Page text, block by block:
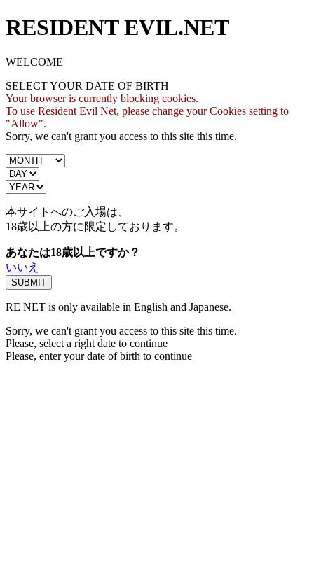
RESIDENT EVIL.NET
WELCOME
SELECT YOUR DATE OF BIRTH
Your browser is currently blocking cookies.
To use Resident Evil Net, please change your Cookies setting to
"Allow".
Sorry, we can't grant you access to this site this time.
本サイトへのご入場は、
18歳以上の方に限定しております。
あなたは18歳以上ですか？
いいえ
RE NET is only available in English and Japanese.
Sorry, we can't grant you access to this site this time.
Please, select a right date to continue
Please, enter your date of birth to continue